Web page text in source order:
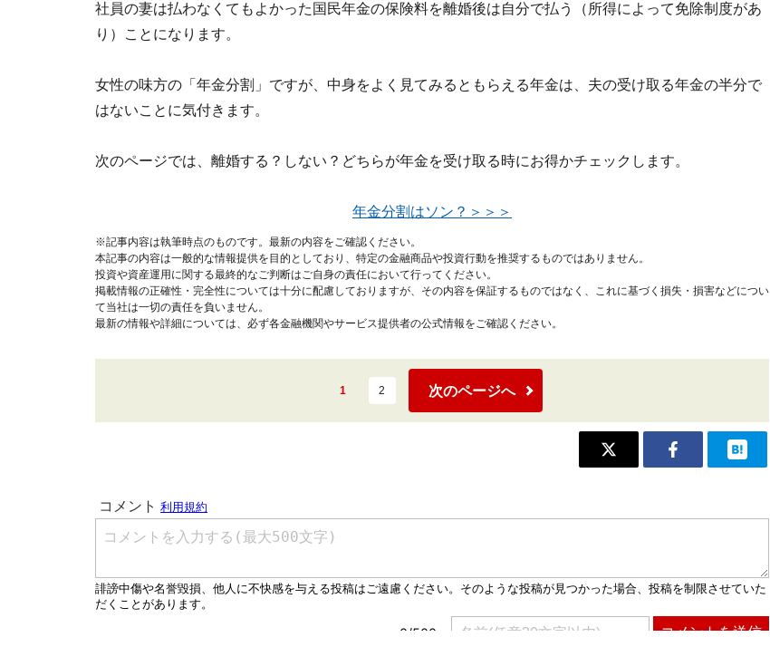
社員の妻は払わなくてもよかった国民年金の保険料を離婚後は自分で払う（所得によって免除制度があ
り）ことになります。
女性の味方の「年金分割」ですが、中身をよく見てみるともらえる年金は、夫の受け取る年金の半分で
はないことに気付きます。
次のページでは、離婚する？しない？どちらが年金を受け取る時にお得かチェックします。
年金分割はソン？＞＞＞
※記事内容は執筆時点のものです。最新の内容をご確認ください。
本記事の内容は一般的な情報提供を目的としており、特定の金融商品や投資行動を推奨するものではありません。
投資や資産運用に関する最終的なご判断はご自身の責任において行ってください。
掲載情報の正確性・完全性については十分に配慮しておりますが、その内容を保証するものではなく、これに基づく損失・損害などについ
て当社は一切の責任を負いません。
最新の情報や詳細については、必ず各金融機関やサービス提供者の公式情報をご確認ください。
1 2 次のページへ